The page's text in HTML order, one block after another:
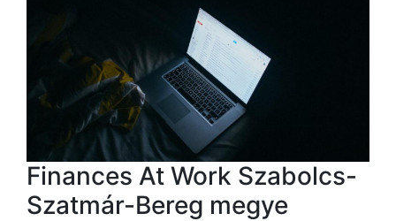
Finances At Work Szabolcs-
Szatmár-Bereg megye